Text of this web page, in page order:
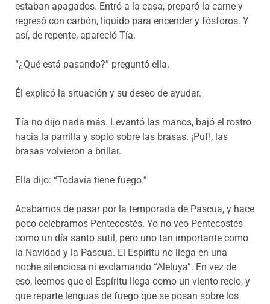
estaban apagados. Entró a la casa, preparó la carne y
regresó con carbón, líquido para encender y fósforos. Y
así, de repente, apareció Tía.
“¿Qué está pasando?” preguntó ella.
Él explicó la situación y su deseo de ayudar.
Tía no dijo nada más. Levantó las manos, bajó el rostro
hacia la parrilla y sopló sobre las brasas. ¡Puf!, las
brasas volvieron a brillar.
Ella dijo: “Todavía tiene fuego.”
Acabamos de pasar por la temporada de Pascua, y hace
poco celebramos Pentecostés. Yo no veo Pentecostés
como un día santo sutil, pero uno tan importante como
la Navidad y la Pascua. El Espíritu no llega en una
noche silenciosa ni exclamando “Aleluya”. En vez de
eso, leemos que el Espíritu llega como un viento recio, y
que reparte lenguas de fuego que se posan sobre los